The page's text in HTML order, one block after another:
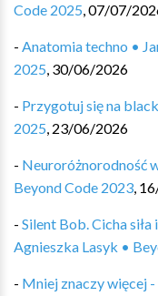
Code 2025,07/07/
- Anatomia techno •
2025, 30/06/2026
- Przygotuj się na
2025, 23/06/2026
- Neuroróżnorodność
Beyond Code 2023,
- Silent Bob. Cicha
Agnieszka Lasyk •
- Mniej znaczy więcej